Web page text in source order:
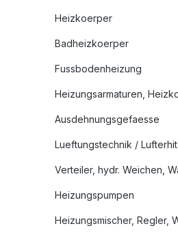
Heizkoerper
Badheizkoerper
Fussbodenheizung
Heizungsarmaturen,
Ausdehnungsgefaesse
Lueftungstechnik /
Verteiler, hydr. Weichen,
Heizungspumpen
Heizungsmischer, Regler,